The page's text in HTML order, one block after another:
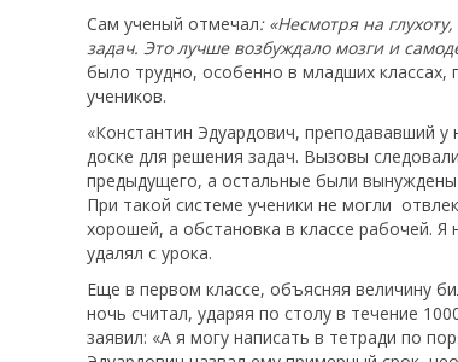
Сам ученый отмечал: «Несмотря на
задач. Это лучше возбуждало мозги и
было трудно, особенно в младших классах,
учеников.
«Константин Эдуардович, преподававший
доске для решения задач. Вызовы
предыдущего, а остальные были
При такой системе ученики не могли
хорошей, а обстановка в классе рабочей. Я
удалял с урока.
Еще в первом классе, объясняя величину
ночь считал, ударяя по столу в течение
заявил: «А я могу написать в тетради по